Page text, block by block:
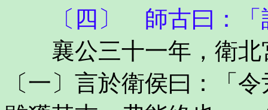
〔四〕 師古曰：「
襄公三十一年，衛北
〔一〕言於衛侯曰：「